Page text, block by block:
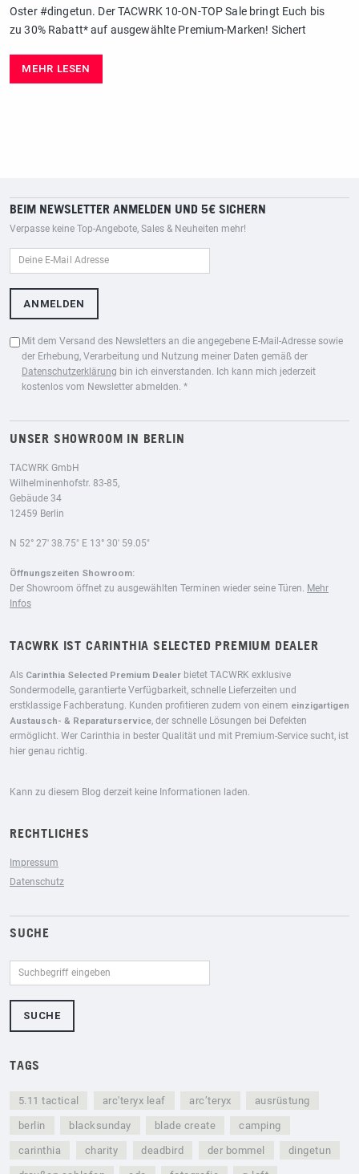
Oster #dingetun. Der TACWRK 10-ON-TOP Sale bringt Euch bis
zu 30% Rabatt* auf ausgewählte Premium-Marken! Sichert
MEHR LESEN
BEIM NEWSLETTER ANMELDEN UND 5€ SICHERN
Verpasse keine Top-Angebote, Sales & Neuheiten mehr!
Mit dem Versand des Newsletters an die angegebene E-Mail-Adresse sowie
der Erhebung, Verarbeitung und Nutzung meiner Daten gemäß der
Datenschutzerklärung bin ich einverstanden. Ich kann mich jederzeit
kostenlos vom Newsletter abmelden. *
UNSER SHOWROOM IN BERLIN
TACWRK GmbH
Wilhelminenhofstr. 83-85,
Gebäude 34
12459 Berlin
N 52° 27′ 38.75″ E 13° 30′ 59.05″
Öffnungszeiten Showroom:
Der Showroom öffnet zu ausgewählten Terminen wieder seine Türen. Mehr
Infos
TACWRK IST CARINTHIA SELECTED PREMIUM DEALER
Als Carinthia Selected Premium Dealer bietet TACWRK exklusive
Sondermodelle, garantierte Verfügbarkeit, schnelle Lieferzeiten und
erstklassige Fachberatung. Kunden profitieren zudem von einem einzigartigen
Austausch- & Reparaturservice , der schnelle Lösungen bei Defekten
ermöglicht. Wer Carinthia in bester Qualität und mit Premium-Service sucht, ist
hier genau richtig.
Kann zu diesem Blog derzeit keine Informationen laden.
RECHTLICHES
Impressum
Datenschutz
SUCHE
TAGS
5.11 tactical arc'teryx leaf arc’teryx ausrüstung
berlin blacksunday blade create camping
carinthia charity deadbird der bommel dingetun